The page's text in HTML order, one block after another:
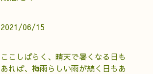
2021/06/15
ここしばらく、晴天で暑くなる日も
あれば、梅雨らしい雨が続く日もあ